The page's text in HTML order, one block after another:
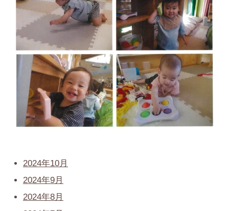
2024年10月
2024年9月
2024年8月